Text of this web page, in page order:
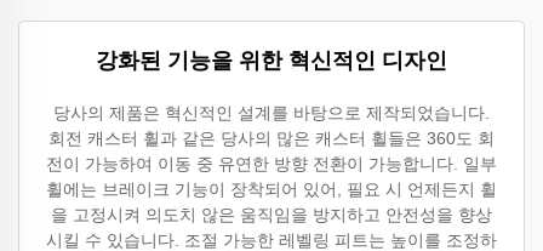
강화된 기능을 위한 혁신적인 디자인
당사의 제품은 혁신적인 설계를 바탕으로 제작되었습니다.
회전 캐스터 휠과 같은 당사의 많은 캐스터 휠들은 360도 회
전이 가능하여 이동 중 유연한 방향 전환이 가능합니다. 일부
휠에는 브레이크 기능이 장착되어 있어, 필요 시 언제든지 휠
을 고정시켜 의도치 않은 움직임을 방지하고 안전성을 향상
시킬 수 있습니다. 조절 가능한 레벨링 피트는 높이를 조정하